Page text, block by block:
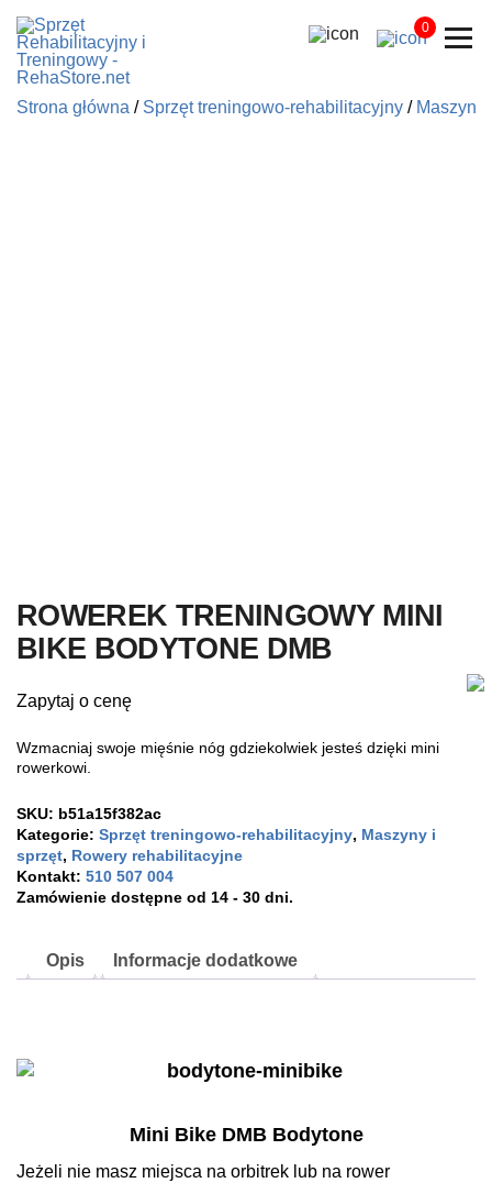
0
Strona główna / Sprzęt treningowo-rehabilitacyjny / Maszyny
ROWEREK TRENINGOWY MINI
BIKE BODYTONE DMB
Zapytaj o cenę
Wzmacniaj swoje mięśnie nóg gdziekolwiek jesteś dzięki mini
rowerkowi.
SKU: b51a15f382ac
Kategorie: Sprzęt treningowo-rehabilitacyjny, Maszyny i
sprzęt, Rowery rehabilitacyjne
Kontakt: 510 507 004
Zamówienie dostępne od 14 - 30 dni.
Opis Informacje dodatkowe
Mini Bike DMB Bodytone
Jeżeli nie masz miejsca na orbitrek lub na rower